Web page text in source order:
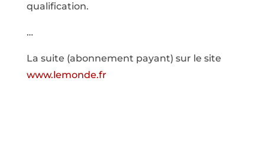
qualification.
…
La suite (abonnement payant) sur le site
www.lemonde.fr